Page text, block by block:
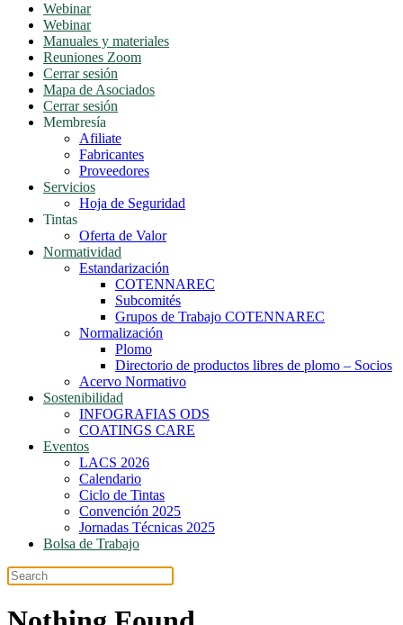
Webinar
Webinar
Manuales y materiales
Reuniones Zoom
Cerrar sesión
Mapa de Asociados
Cerrar sesión
Membresía
Afiliate
Fabricantes
Proveedores
Servicios
Hoja de Seguridad
Tintas
Oferta de Valor
Normatividad
Estandarización
COTENNAREC
Subcomités
Grupos de Trabajo COTENNAREC
Normalización
Plomo
Directorio de productos libres de plomo – Socios
Acervo Normativo
Sostenibilidad
INFOGRAFIAS ODS
COATINGS CARE
Eventos
LACS 2026
Calendario
Ciclo de Tintas
Convención 2025
Jornadas Técnicas 2025
Bolsa de Trabajo